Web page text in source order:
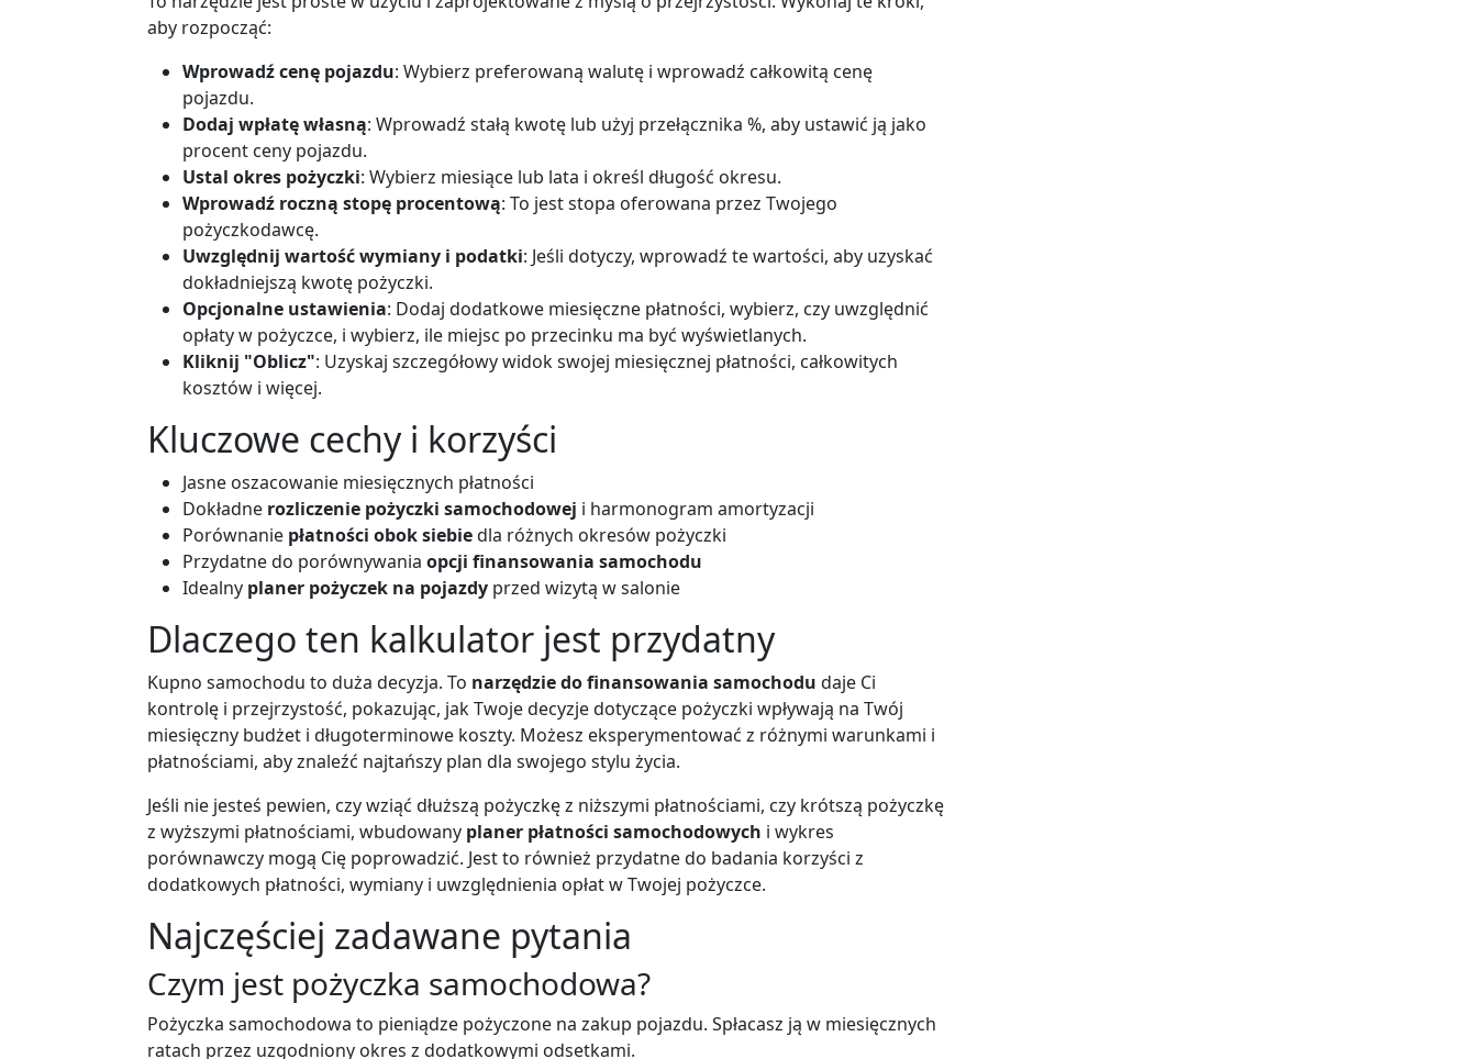
aby rozpocząć:
Wprowadź cenę pojazdu: Wybierz preferowaną walutę i wprowadź całkowitą cenę
pojazdu.
Dodaj wpłatę własną: Wprowadź stałą kwotę lub użyj przełącznika %, aby ustawić ją jako
procent ceny pojazdu.
Ustal okres pożyczki: Wybierz miesiące lub lata i określ długość okresu.
Wprowadź roczną stopę procentową: To jest stopa oferowana przez Twojego
pożyczkodawcę.
Uwzględnij wartość wymiany i podatki: Jeśli dotyczy, wprowadź te wartości, aby uzyskać
dokładniejszą kwotę pożyczki.
Opcjonalne ustawienia: Dodaj dodatkowe miesięczne płatności, wybierz, czy uwzględnić
opłaty w pożyczce, i wybierz, ile miejsc po przecinku ma być wyświetlanych.
Kliknij "Oblicz": Uzyskaj szczegółowy widok swojej miesięcznej płatności, całkowitych
kosztów i więcej.
Kluczowe cechy i korzyści
Jasne oszacowanie miesięcznych płatności
Dokładne rozliczenie pożyczki samochodowej i harmonogram amortyzacji
Porównanie płatności obok siebiedla różnych okresów pożyczki
Przydatne do porównywania opcji finansowania samochodu
Idealny planer pożyczek na pojazdy przed wizytą w salonie
Dlaczego ten kalkulator jest przydatny
Kupno samochodu to duża decyzja. To narzędzie do finansowania samochodu daje Ci
kontrolę i przejrzystość, pokazując, jak Twoje decyzje dotyczące pożyczki wpływają na Twój
miesięczny budżet i długoterminowe koszty. Możesz eksperymentować z różnymi warunkami i
płatnościami, aby znaleźć najtańszy plan dla swojego stylu życia.
Jeśli nie jesteś pewien, czy wziąć dłuższą pożyczkę z niższymi płatnościami, czy krótszą pożyczkę
z wyższymi płatnościami, wbudowany planer płatności samochodowych i wykres
porównawczy mogą Cię poprowadzić. Jest to również przydatne do badania korzyści z
dodatkowych płatności, wymiany i uwzględnienia opłat w Twojej pożyczce.
Najczęściej zadawane pytania
Czym jest pożyczka samochodowa?
Pożyczka samochodowa to pieniądze pożyczone na zakup pojazdu. Spłacasz ją w miesięcznych
ratach przez uzgodniony okres z dodatkowymi odsetkami.